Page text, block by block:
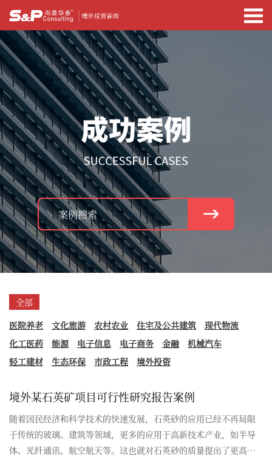
全部
医院养老
文化旅游 农村农业 住宅及公共建筑
现代物流
化工医药
能源 电子信息 电子商务 金融
机械汽车
轻工建材
生态环保 市政工程 境外投资
境外某石英矿项目可行性研究报告案例
随着国民经济和科学技术的快速发展，石英砂的应用已经不再局限
于传统的玻璃、建筑等领域，更多的应用于高新技术产业，如半导
体、光纤通讯、航空航天等。这也就对石英砂的质量提出了更高的